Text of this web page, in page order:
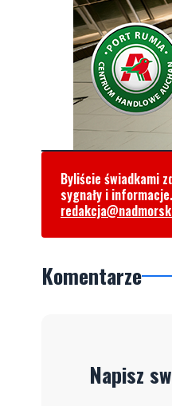
Byliście świadkami
sygnały i
Komentarze
Napisz